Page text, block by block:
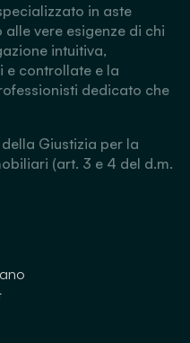
in aste
vere esigenze di chi
intuitiva,
e controllate e la
dedicato che
Giustizia per la
(art. 3 e 4 del d.m.